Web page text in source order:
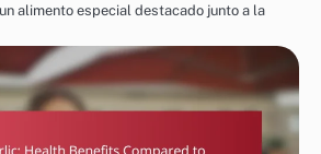
alimento especial destacado junto a la